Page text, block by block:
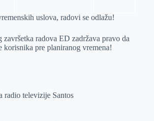
uslova, radovi se odlažu!
završetka radova ED zadržava pravo da
korisnika pre planiranog vremena!
radio televizije Santos